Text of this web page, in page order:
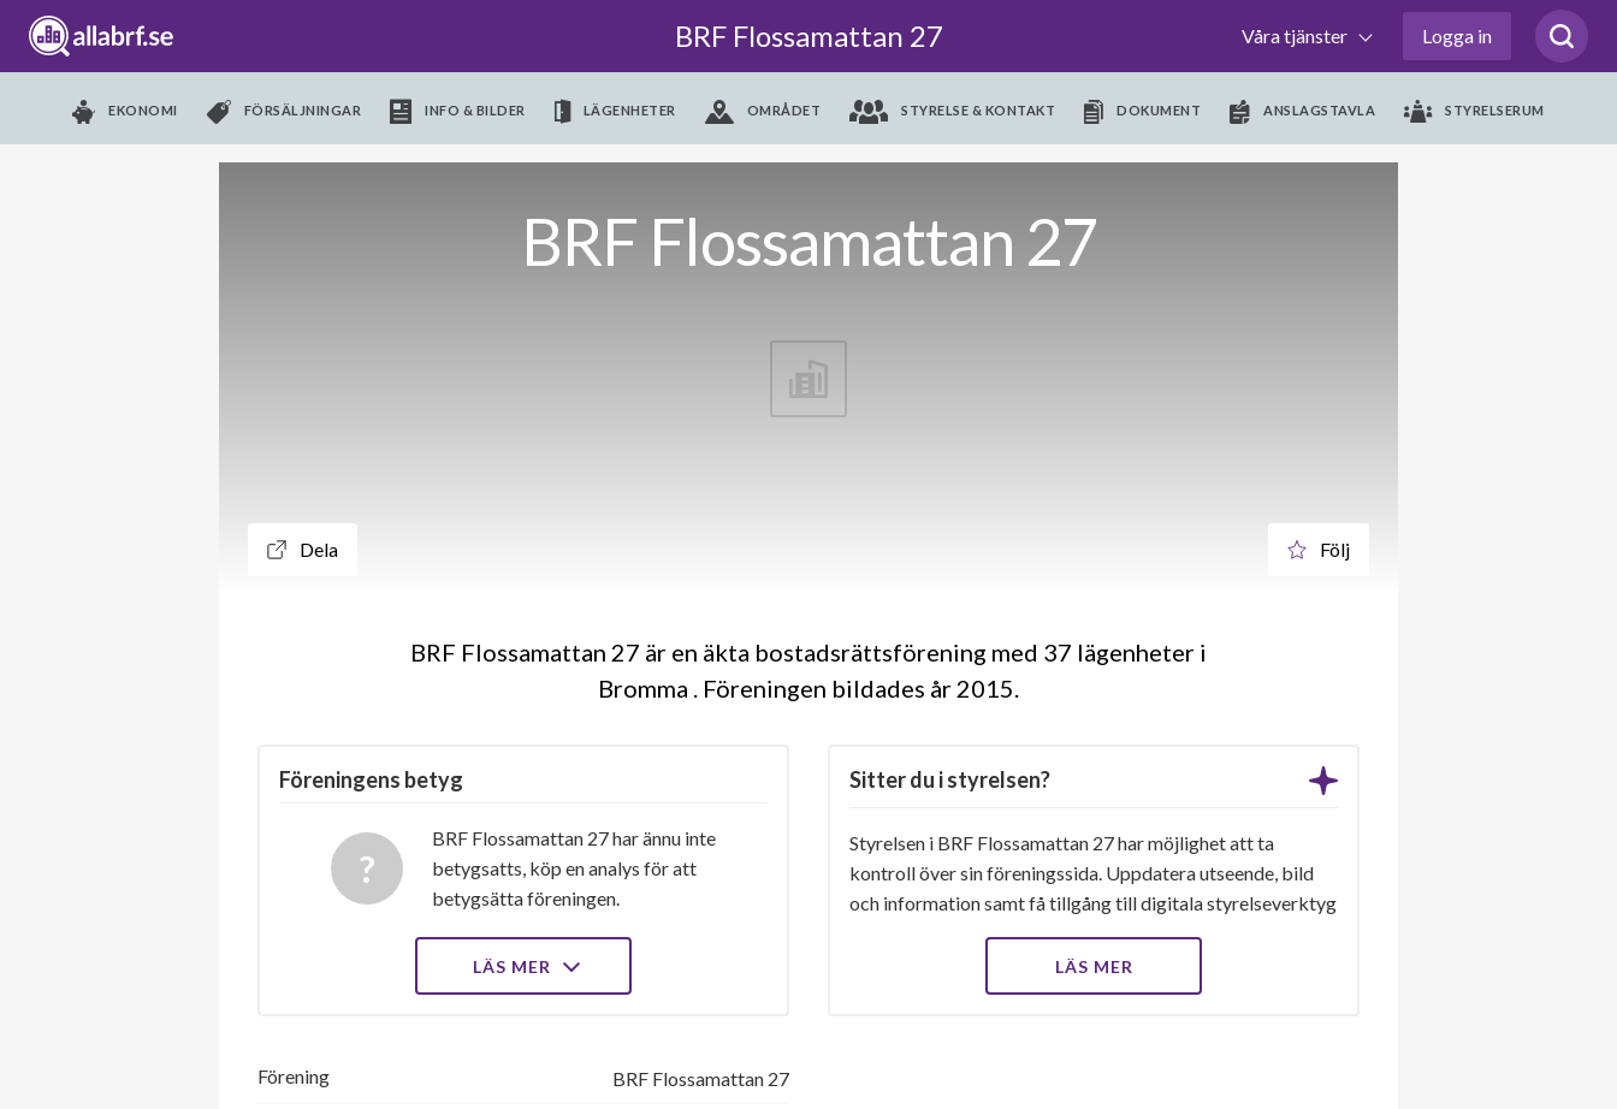
BRF Flossamattan 27 Våra tjänster Logga in
EKONOMI FÖRSÄLJNINGAR INFO & BILDER LÄGENHETER OMRÅDET STYRELSE & KONTAKT DOKUMENT ANSLAGSTAVLA STYRELSERUM
BRF Flossamattan 27
Dela Följ
BRF Flossamattan 27 är en äkta bostadsrättsförening med 37 lägenheter i
Bromma . Föreningen bildades år 2015
Föreningens betyg
BRF Flossamattan 27 har ännu inte
betygsatts, köp en analys för att
betygsätta föreningen.
LÄS MER
Sitter du i styrelsen?
Styrelsen i BRF Flossamattan 27 har möjlighet att ta
kontroll över sin föreningssida. Uppdatera utseende, bild
och information samt få tillgång till digitala styrelseverktyg
LÄS MER
Förening BRF Flossamattan 27